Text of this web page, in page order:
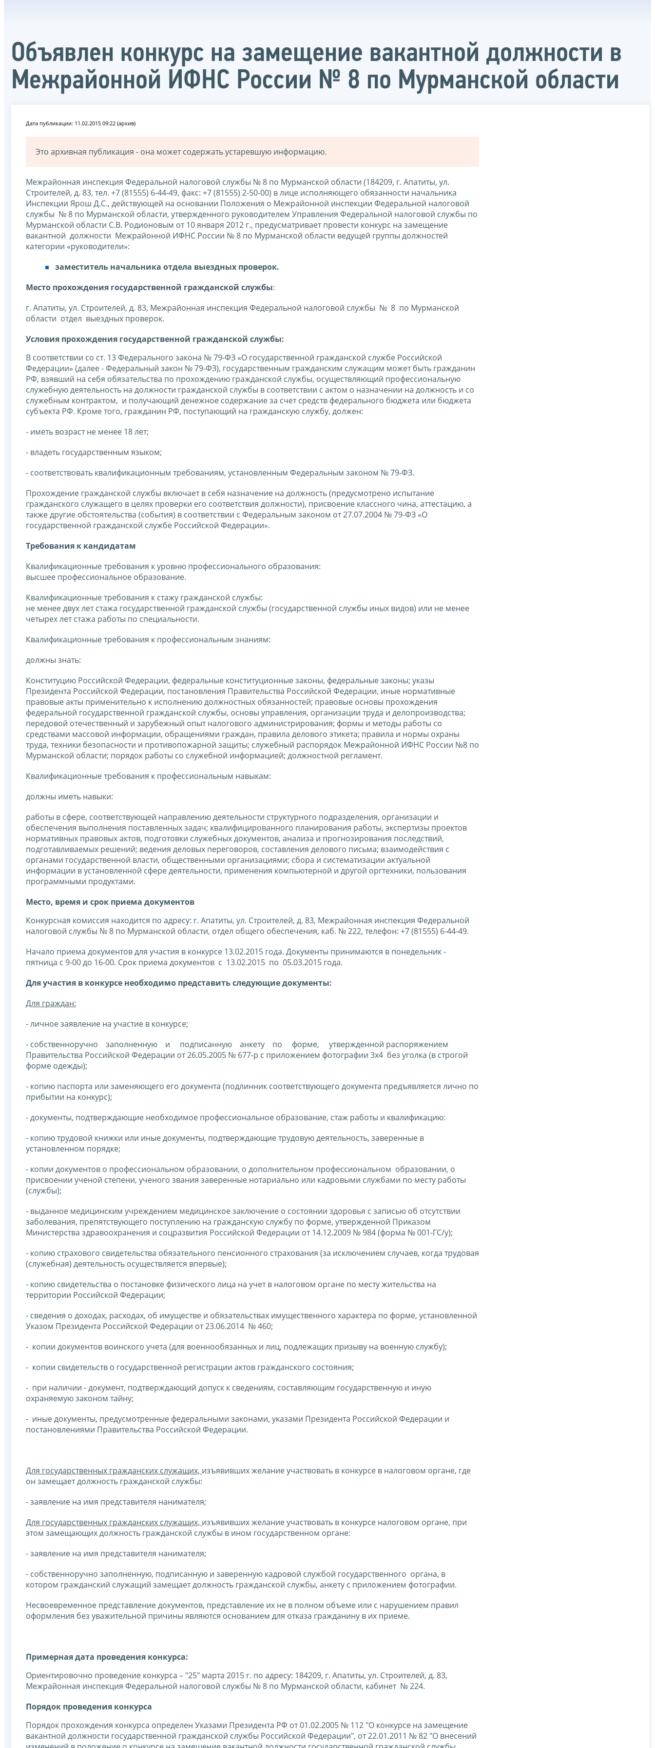
Объявлен конкурс на замещение вакантной должности в
Межрайонной ИФНС России № 8 по Мурманской области
Дата публикации: 11.02.2015 09:22 (архив)
Это архивная публикация - она может содержать устаревшую информацию.
Межрайонная инспекция Федеральной налоговой службы № 8 по Мурманской области (184209, г. Апатиты, ул.
Строителей, д. 83, тел. +7 (81555) 6-44-49, факс: +7 (81555) 2-50-00) в лице исполняющего обязанности начальника
Инспекции Ярош Д.С., действующей на основании Положения о Межрайонной инспекции Федеральной налоговой
службы № 8 по Мурманской области, утвержденного руководителем Управления Федеральной налоговой службы по
Мурманской области С.В. Родионовым от 10 января 2012 г., предусматривает провести конкурс на замещение
вакантной должности Межрайонной ИФНС России № 8 по Мурманской области ведущей группы должностей
категории «руководители»:
заместитель начальника отдела выездных проверок.
Место прохождения государственной гражданской службы:
г. Апатиты, ул. Строителей, д. 83, Межрайонная инспекция Федеральной налоговой службы № 8 по Мурманской
области отдел выездных проверок.
Условия прохождения государственной гражданской службы:
В соответствии со ст. 13 Федерального закона № 79-ФЗ «О государственной гражданской службе Российской
Федерации» (далее - Федеральный закон № 79-ФЗ), государственным гражданским служащим может быть гражданин
РФ, взявший на себя обязательства по прохождению гражданской службы, осуществляющий профессиональную
служебную деятельность на должности гражданской службы в соответствии с актом о назначении на должность и со
служебным контрактом, и получающий денежное содержание за счет средств федерального бюджета или бюджета
субъекта РФ. Кроме того, гражданин РФ, поступающий на гражданскую службу, должен:
- иметь возраст не менее 18 лет;
- владеть государственным языком;
- соответствовать квалификационным требованиям, установленным Федеральным законом № 79-ФЗ.
Прохождение гражданской службы включает в себя назначение на должность (предусмотрено испытание
гражданского служащего в целях проверки его соответствия должности), присвоение классного чина, аттестацию, а
также другие обстоятельства (события) в соответствии с Федеральным законом от 27.07.2004 № 79-ФЗ «О
государственной гражданской службе Российской Федерации».
Требования к кандидатам
Квалификационные требования к уровню профессионального образования:
высшее профессиональное образование.
Квалификационные требования к стажу гражданской службы:
не менее двух лет стажа государственной гражданской службы (государственной службы иных видов) или не менее
четырех лет стажа работы по специальности.
Квалификационные требования к профессиональным знаниям:
должны знать:
Конституцию Российской Федерации, федеральные конституционные законы, федеральные законы; указы
Президента Российской Федерации, постановления Правительства Российской Федерации, иные нормативные
правовые акты применительно к исполнению должностных обязанностей; правовые основы прохождения
федеральной государственной гражданской службы, основы управления, организации труда и делопроизводства;
передовой отечественный и зарубежный опыт налогового администрирования; формы и методы работы со
средствами массовой информации, обращениями граждан, правила делового этикета; правила и нормы охраны
труда, техники безопасности и противопожарной защиты; служебный распорядок Межрайонной ИФНС России №8 по
Мурманской области; порядок работы со служебной информацией; должностной регламент.
Квалификационные требования к профессиональным навыкам:
должны иметь навыки:
работы в сфере, соответствующей направлению деятельности структурного подразделения, организации и
обеспечения выполнения поставленных задач; квалифицированного планирования работы, экспертизы проектов
нормативных правовых актов, подготовки служебных документов, анализа и прогнозирования последствий,
подготавливаемых решений; ведения деловых переговоров, составления делового письма; взаимодействия с
органами государственной власти, общественными организациями; сбора и систематизации актуальной
информации в установленной сфере деятельности, применения компьютерной и другой оргтехники, пользования
программными продуктами.
Место, время и срок приема документов
Конкурсная комиссия находится по адресу: г. Апатиты, ул. Строителей, д. 83, Межрайонная инспекция Федеральной
налоговой службы № 8 по Мурманской области, отдел общего обеспечения, каб. № 222, телефон: +7 (81555) 6-44-49.
Начало приема документов для участия в конкурсе 13.02.2015 года. Документы принимаются в понедельник -
пятница с 9-00 до 16-00. Срок приема документов с 13.02.2015 по 05.03.2015 года.
Для участия в конкурсе необходимо представить следующие документы:
Для граждан:
- личное заявление на участие в конкурсе;
- собственноручно заполненную и подписанную анкету по форме, утвержденной распоряжением
Правительства Российской Федерации от 26.05.2005 № 677-р с приложением фотографии 3x4 без уголка (в строгой
форме одежды);
- копию паспорта или заменяющего его документа (подлинник соответствующего документа предъявляется лично по
прибытии на конкурс);
- документы, подтверждающие необходимое профессиональное образование, стаж работы и квалификацию:
- копию трудовой книжки или иные документы, подтверждающие трудовую деятельность, заверенные в
установленном порядке;
- копии документов о профессиональном образовании, о дополнительном профессиональном образовании, о
присвоении ученой степени, ученого звания заверенные нотариально или кадровыми службами по месту работы
(службы);
- выданное медицинским учреждением медицинское заключение о состоянии здоровья с записью об отсутствии
заболевания, препятствующего поступлению на гражданскую службу по форме, утвержденной Приказом
Министерства здравоохранения и соцразвития Российской Федерации от 14.12.2009 № 984 (форма № 001-ГС/у);
- копию страхового свидетельства обязательного пенсионного страхования (за исключением случаев, когда трудовая
(служебная) деятельность осуществляется впервые);
- копию свидетельства о постановке физического лица на учет в налоговом органе по месту жительства на
территории Российской Федерации;
- сведения о доходах, расходах, об имуществе и обязательствах имущественного характера по форме, установленной
Указом Президента Российской Федерации от 23.06.2014 № 460;
- копии документов воинского учета (для военнообязанных и лиц, подлежащих призыву на военную службу);
- копии свидетельств о государственной регистрации актов гражданского состояния;
- при наличии - документ, подтверждающий допуск к сведениям, составляющим государственную и иную
охраняемую законом тайну;
- иные документы, предусмотренные федеральными законами, указами Президента Российской Федерации и
постановлениями Правительства Российской Федерации.
Для государственных гражданских служащих, изъявивших желание участвовать в конкурсе в налоговом органе, где
он замещает должность гражданской службы:
- заявление на имя представителя нанимателя;
Для государственных гражданских служащих, изъявивших желание участвовать в конкурсе налоговом органе, при
этом замещающих должность гражданской службы в ином государственном органе:
- заявление на имя представителя нанимателя;
- собственноручно заполненную, подписанную и заверенную кадровой службой государственного органа, в
котором гражданский служащий замещает должность гражданской службы, анкету с приложением фотографии.
Несвоевременное представление документов, представление их не в полном объеме или с нарушением правил
оформления без уважительной причины являются основанием для отказа гражданину в их приеме.
Примерная дата проведения конкурса:
Ориентировочно проведение конкурса – "25" марта 2015 г. по адресу: 184209, г. Апатиты, ул. Строителей, д. 83,
Межрайонная инспекция Федеральной налоговой службы № 8 по Мурманской области, кабинет № 224.
Порядок проведения конкурса
Порядок прохождения конкурса определен Указами Президента РФ от 01.02.2005 № 112 "О конкурсе на замещение
вакантной должности государственной гражданской службы Российской Федерации", от 22.01.2011 № 82 "О внесений